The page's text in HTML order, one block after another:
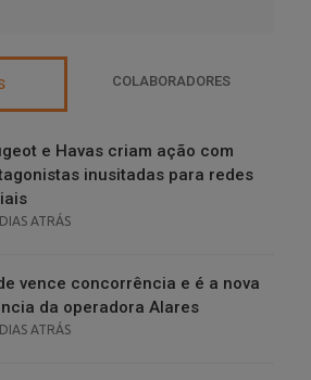
COLABORADORES
e Havas criam ação com
inusitadas para redes
ATRÁS
vence concorrência e é a nova
da operadora Alares
ATRÁS